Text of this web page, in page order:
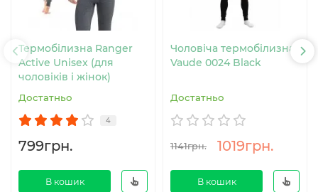
Термобілизна Ranger
Active Unisex (для
чоловіків і жінок)
Достатньо
4
799грн.
В кошик
Чоловіча термобілизна
Vaude 0024 Black
Достатньо
1141грн. 1019грн.
В кошик